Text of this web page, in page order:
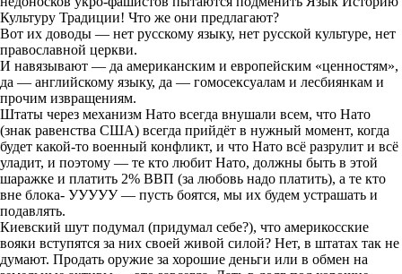
Культуру Традиции! Что же они предлагают?
Вот их доводы — нет русскому языку, нет русской культуре, нет
православной церкви.
И навязывают — да американским и европейским «ценностям»,
да — английскому языку, да — гомосексуалам и лесбиянкам и
прочим извращениям.
Штаты через механизм Нато всегда внушали всем, что Нато
(знак равенства США) всегда прийдёт в нужный момент, когда
будет какой-то военный конфликт, и что Нато всё разрулит и всё
уладит, и поэтому — те кто любит Нато, должны быть в этой
шаражке и платить 2% ВВП (за любовь надо платить), а те кто
вне блока- УУУУУ — пусть боятся, мы их будем устрашать и
подавлять.
Киевский шут подумал (придумал себе?), что америкосские
вояки вступятся за них своей живой силой? Нет, в штатах так не
думают. Продать оружие за хорошие деньги или в обмен на